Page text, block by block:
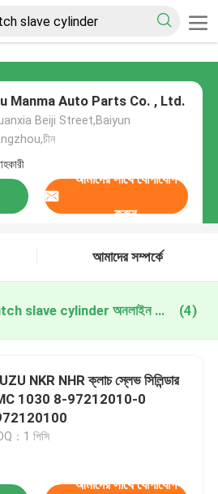
Manma Auto Parts Co. , Ltd.
Beiji Street,Baiyun
আমাদের সাথে যোগাযোগ
করুন
আমাদের সম্পর্কে
isuzu nkr nhr clutch slave cylinder অনলাইন উত্পাদন (4)
NKR NHR ক্লাচ স্লেভ সিলিন্ডার
1030 8-97212010-0
：1 পিসি
আমাদের সাথে যোগাযোগ